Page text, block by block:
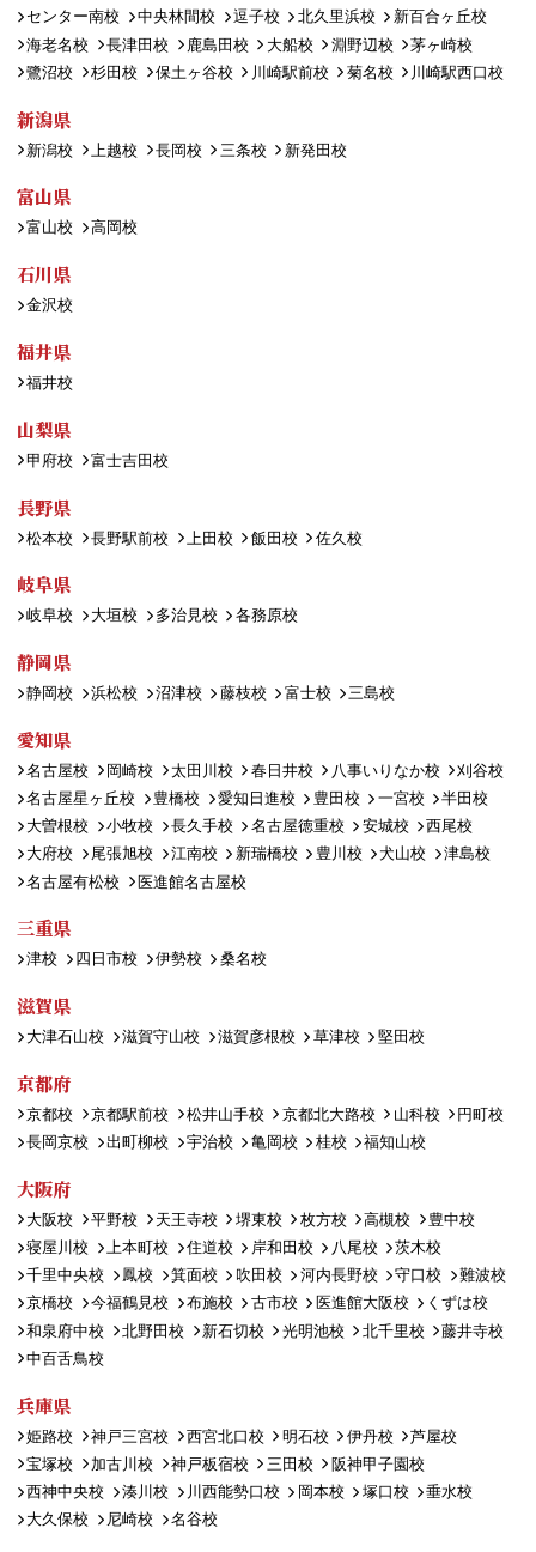
センター南校
中央林間校 逗子校 北久里浜校
新百合ヶ丘校
海老名校
長津田校 鹿島田校 大船校 淵野辺校
茅ヶ崎校
鷺沼校
杉田校 保土ヶ谷校 川崎駅前校 菊名校 川崎駅西口校
新潟県
新潟校 上越校 長岡校 三条校 新発田校
富山県
富山校 高岡校
石川県
金沢校
福井県
福井校
山梨県
甲府校 富士吉田校
長野県
松本校 長野駅前校 上田校 飯田校 佐久校
岐阜県
岐阜校 大垣校 多治見校 各務原校
静岡県
静岡校 浜松校 沼津校 藤枝校 富士校 三島校
愛知県
名古屋校 岡崎校 太田川校 春日井校 八事いりなか校
刈谷校
名古屋星ヶ丘校
豊橋校 愛知日進校 豊田校 一宮校
半田校
大曽根校
小牧校 長久手校 名古屋徳重校 安城校
西尾校
大府校
尾張旭校 江南校 新瑞橋校 豊川校 犬山校
津島校
名古屋有松校
医進館名古屋校
三重県
津校 四日市校 伊勢校 桑名校
滋賀県
大津石山校 滋賀守山校 滋賀彦根校 草津校 堅田校
京都府
京都校 京都駅前校 松井山手校 京都北大路校 山科校
円町校
長岡京校
出町柳校 宇治校 亀岡校 桂校 福知山校
大阪府
大阪校 平野校 天王寺校 堺東校 枚方校 高槻校
豊中校
寝屋川校
上本町校 住道校 岸和田校 八尾校
茨木校
千里中央校
鳳校 箕面校 吹田校 河内長野校 守口校
難波校
京橋校
今福鶴見校 布施校 古市校 医進館大阪校
くずは校
和泉府中校
北野田校 新石切校 光明池校 北千里校
藤井寺校
中百舌鳥校
兵庫県
姫路校 神戸三宮校 西宮北口校 明石校 伊丹校
芦屋校
宝塚校
加古川校 神戸板宿校 三田校
阪神甲子園校
西神中央校
湊川校 川西能勢口校 岡本校 塚口校
垂水校
大久保校
尼崎校 名谷校